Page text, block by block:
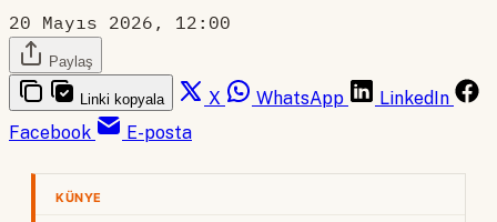
20 Mayıs 2026, 12:00
Paylaş
Linki kopyala X WhatsApp
LinkedIn
Facebook
E-posta
KÜNYE